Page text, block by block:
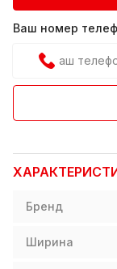
Ваш номер
Бренд
Ширина